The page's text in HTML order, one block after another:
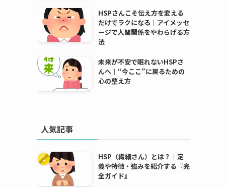
HSPさんこそ伝え方を変える
だけでラクになる｜アイメッセ
ージで人間関係をやわらげる方
法
未来が不安で眠れないHSPさ
んへ｜“今ここ”に戻るための
心の整え方
人気記事
HSP（繊細さん）とは？｜定
義や特徴・強みを紹介する『完
全ガイド』